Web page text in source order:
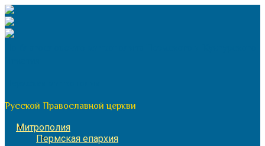
Перейти
к
содержимому
Русской Православной церкви
Митрополия
Пермская епархия